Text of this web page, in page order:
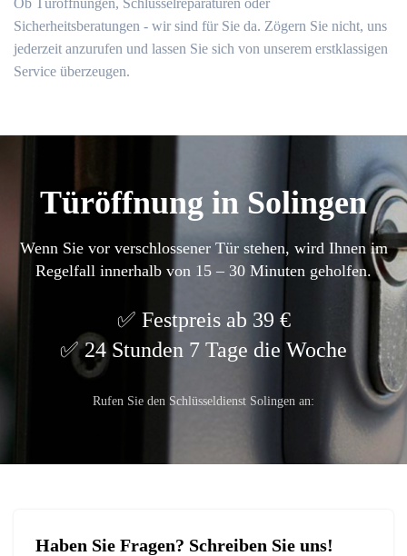
Ob Türöffnungen, Schlüsselreparaturen oder
Sicherheitsberatungen - wir sind für Sie da. Zögern Sie nicht, uns
jederzeit anzurufen und lassen Sie sich von unserem erstklassigen
Service überzeugen.
Türöffnung in Solingen
Wenn Sie vor verschlossener Tür stehen, wird Ihnen im
Regelfall innerhalb von 15 – 30 Minuten geholfen.
Festpreis ab 39 €
24 Stunden 7 Tage die Woche
Rufen Sie den Schlüsseldienst Solingen an:
Haben Sie Fragen? Schreiben Sie uns!